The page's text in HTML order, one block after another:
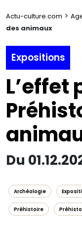
Actu-culture.com >
des animaux
Expositions
L’effet
Du
Archéologie
Préhistoire